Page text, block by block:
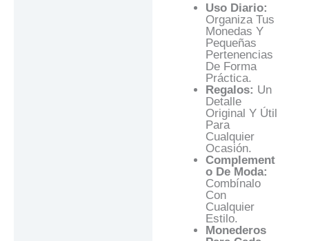
Uso Diario:
Organiza Tus
Monedas Y
Pequeñas
Pertenencias
De Forma
Práctica.
Regalos: Un
Detalle
Original Y Útil
Para
Cualquier
Ocasión.
Complement
O De Moda:
Combínalo
Con
Cualquier
Estilo.
Monederos